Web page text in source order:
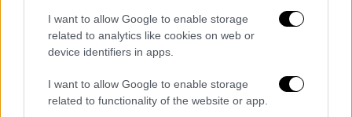
I want to allow Google to enable storage
related to analytics like cookies on web or
device identifiers in apps.
I want to allow Google to enable storage
related to functionality of the website or app.
Κινητοποιήθηκαν 35 πυροσβέστες
με μια ομάδα πεζοπόρου της 9ης
Συνδρομή από μηχανήματα έργου και
υδροφόρες ΟΤΑ.